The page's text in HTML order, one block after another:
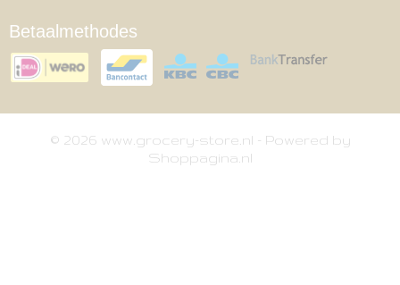
Betaalmethodes
© 2026 www.grocery-store.nl - Powered by
Shoppagina.nl